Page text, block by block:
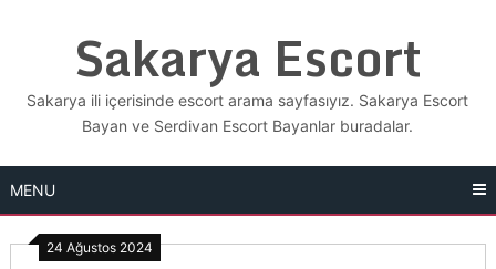
Sakarya Escort
Sakarya ili içerisinde escort arama sayfasıyız. Sakarya Escort
Bayan ve Serdivan Escort Bayanlar buradalar.
MENU
24 Ağustos 2024